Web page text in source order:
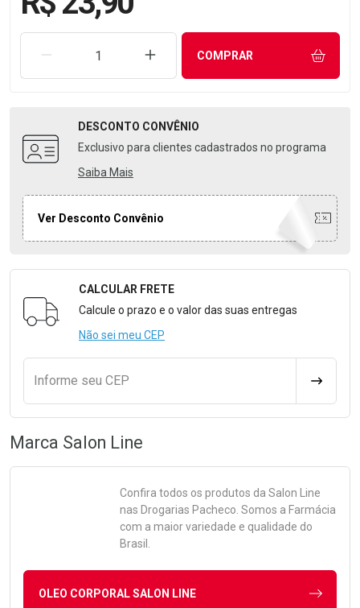
REMOVER UMA UNIDADEAUMENTAR UMA UNIDADE
COMPRAR
DESCONTO CONVÊNIO
Exclusivo para clientes cadastrados no programa
Saiba Mais
Ver Desconto Convênio
Formulário para Calcular o Frete
CALCULAR FRETE
Calcule o prazo e o valor das suas entregas
Não sei meu CEP
Informe seu CEP
Marca Salon Line
Confira todos os produtos da Salon Line
nas Drogarias Pacheco. Somos a Farmácia
com a maior variedade e qualidade do
Brasil.
OLEO CORPORAL SALON LINE